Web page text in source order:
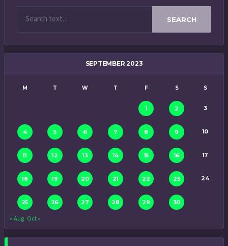
SEARCH
SEPTEMBER 2023
M T W T F S S
1 2 3
4 5 6 7 8 9 10
11 12 13 14 15 16 17
18 19 20 21 22 23 24
25 26 27 28 29 30
« Aug Oct »